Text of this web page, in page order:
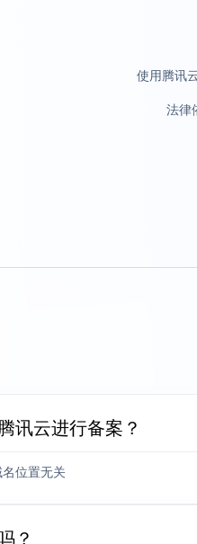
使用腾讯
法律
讯云进行备案？
位置无关
？